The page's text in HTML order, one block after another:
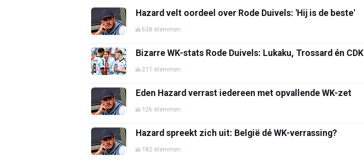
Hazard velt oordeel over Rode Duivels: 'Hij is de beste'
638 stemmen
Bizarre WK-stats Rode Duivels: Lukaku, Trossard én CDK
211 stemmen
Eden Hazard verrast iedereen met opvallende WK-zet
126 stemmen
Hazard spreekt zich uit: België dé WK-verrassing?
182 stemmen